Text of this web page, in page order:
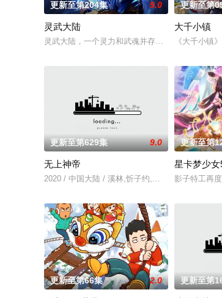
更新至第204集 9.0
灵武大陆
灵武大陆，一个灵力和武魂并存的世界，灵修一
更新至第
大千小镇
《大千小镇
更新至第629集 9.0
无上神帝
2020 / 中国大陆 / 溪林,忻子约,关帅,冷泉夜月,季
更新至第
星卡梦少
影子特工再
更新至第66集 2.0 更新至第